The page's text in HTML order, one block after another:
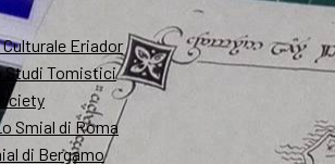
Eriador
Studi Tomistici
Smial di Roma
di Bergamo